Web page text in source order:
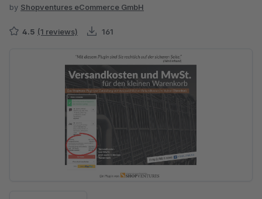
by Shopventures eCommerce GmbH
4.5 (1 reviews) 161
Skip image gallery